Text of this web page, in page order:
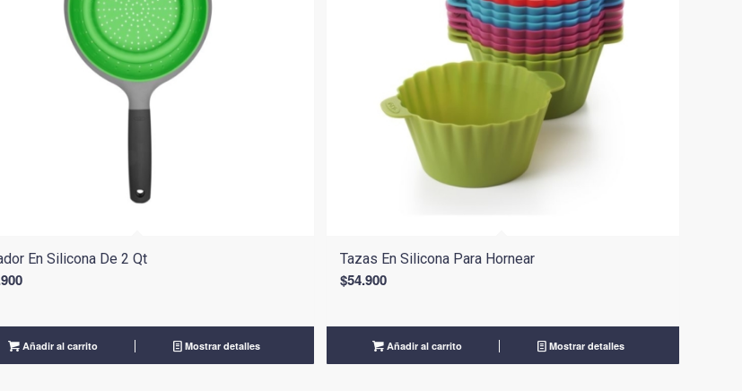
En Silicona De 2 Qt
Añadir al carrito Mostrar detalles
Tazas En Silicona Para Hornear
$54.900
Añadir al carrito Mostrar detalles